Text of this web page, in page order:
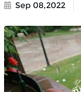
Sep 08,2022